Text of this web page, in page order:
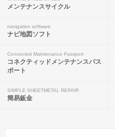
メンテナンスサイクル
navigation software
ナビ地図ソフト
Connected Maintenance Passport
コネクティッドメンテナンスパス
ポート
SIMPLE SHEETMETAL REPAIR
簡易鈑金